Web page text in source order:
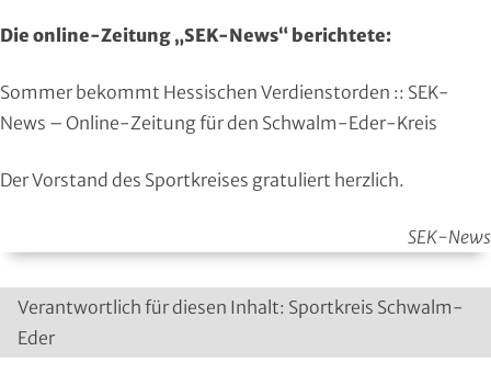
Die online-Zeitung „SEK-News“ berichtete:
Sommer bekommt Hessischen Verdienstorden :: SEK-
News – Online-Zeitung für den Schwalm-Eder-Kreis
Der Vorstand des Sportkreises gratuliert herzlich.
SEK-News
Verantwortlich für diesen Inhalt: Sportkreis Schwalm-
Eder
Rheingau-Taunus
Schwalm-Eder
Waldeck-Frankenberg
Werra-Meißner
Wetterau
Wiesbaden
Eishockey
Eissport
Frisbeesport
Fußball
Gehörlosen Sport